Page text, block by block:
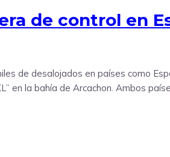
de control en
de desalojados en países como
en la bahía de Arcachon. Ambos